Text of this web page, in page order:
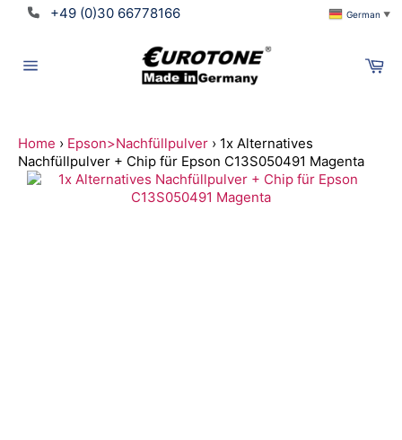
Direkt
+49 (0)30 66778166 German ▼
Home › Epson>Nachfüllpulver › 1x Alternatives
Nachfüllpulver + Chip für Epson C13S050491 Magenta
Suchen